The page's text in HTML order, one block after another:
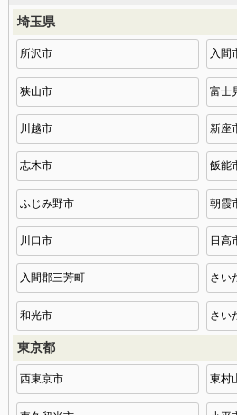
埼玉県
所沢市 入間
狭山市 富士
川越市 新座
志木市 飯能
ふじみ野市 朝霞
川口市 日高
入間郡三芳町 さい
和光市 さい
東京都
西東京市 東村